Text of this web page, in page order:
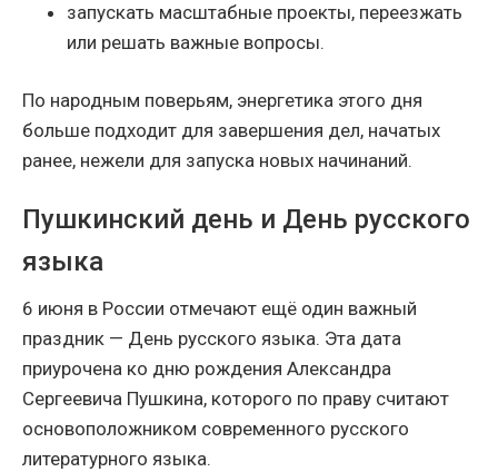
запускать масштабные проекты, переезжать
или решать важные вопросы.
По народным поверьям, энергетика этого дня
больше подходит для завершения дел, начатых
ранее, нежели для запуска новых начинаний.
Пушкинский день и День русского
языка
6 июня в России отмечают ещё один важный
праздник — День русского языка. Эта дата
приурочена ко дню рождения Александра
Сергеевича Пушкина, которого по праву считают
основоположником современного русского
литературного языка.